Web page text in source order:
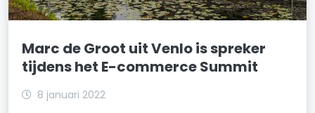
Marc de Groot uit Venlo is spreker
tijdens het E-commerce Summit
8 januari 2022